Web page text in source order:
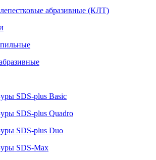
абразивные (КЛТ)
SDS-plus Basic
SDS-plus Quadro
SDS-plus Duo
SDS-Max